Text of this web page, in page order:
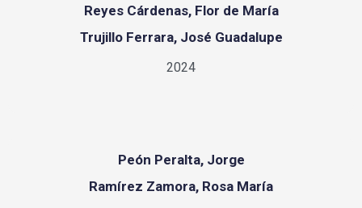
Reyes Cárdenas, Flor de María
Trujillo Ferrara, José Guadalupe
2024
Peón Peralta, Jorge
Ramírez Zamora, Rosa María